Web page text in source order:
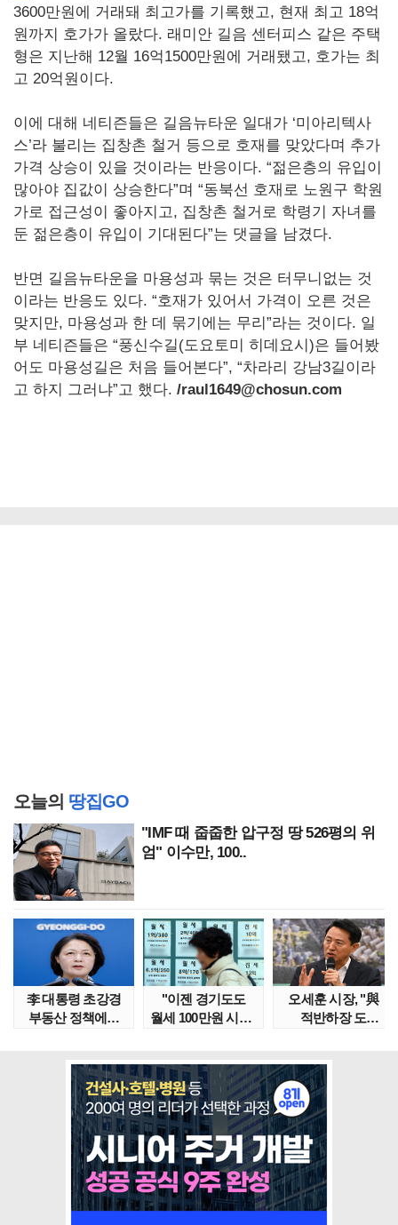
3600만원에 거래돼 최고가를 기록했고, 현재 최고 18억
원까지 호가가 올랐다. 래미안 길음 센터피스 같은 주택
형은 지난해 12월 16억1500만원에 거래됐고, 호가는 최
고 20억원이다.
이에 대해 네티즌들은 길음뉴타운 일대가 ‘미아리텍사
스’라 불리는 집창촌 철거 등으로 호재를 맞았다며 추가
가격 상승이 있을 것이라는 반응이다. “젊은층의 유입이
많아야 집값이 상승한다”며 “동북선 호재로 노원구 학원
가로 접근성이 좋아지고, 집창촌 철거로 학령기 자녀를
둔 젊은층이 유입이 기대된다”는 댓글을 남겼다.
반면 길음뉴타운을 마용성과 묶는 것은 터무니없는 것
이라는 반응도 있다. “호재가 있어서 가격이 오른 것은
맞지만, 마용성과 한 데 묶기에는 무리”라는 것이다. 일
부 네티즌들은 “풍신수길(도요토미 히데요시)은 들어봤
어도 마용성길은 처음 들어본다”, “차라리 강남3길이라
고 하지 그러냐”고 했다. /raul1649@chosun.com
오늘의 땅집GO
"IMF 때 줍줍한 압구정 땅 526평의 위
엄" 이수만, 100..
李 대통령 초강경
부동산 정책에…
"이젠 경기도도
월세 100만원 시대"
오세훈 시장, "與
적반하장 도